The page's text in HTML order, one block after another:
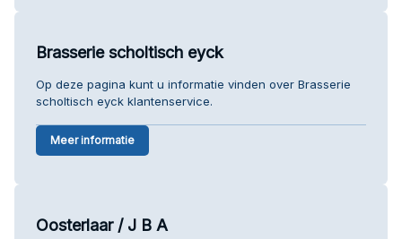
Brasserie scholtisch eyck
Op deze pagina kunt u informatie vinden over Brasserie
scholtisch eyck klantenservice.
Meer informatie
Oosterlaar / J B A